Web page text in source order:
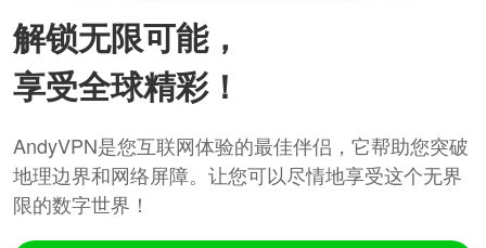
解锁无限可能，
享受全球精彩！
AndyVPN是您互联网体验的最佳伴侣，它帮助您突破
地理边界和网络屏障。让您可以尽情地享受这个无界
限的数字世界！